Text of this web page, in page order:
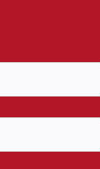
filtres